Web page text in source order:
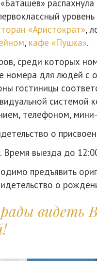
«Аристократ»,
, кафе «Пушка».
среди которых
номера для людей с
гостиницы
системой
телефоном,
о
Время выезда до
предъявить
о
видеть